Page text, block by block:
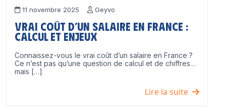
11 novembre 2025 Geyvo
Vrai coût d’un salaire en France :
calcul et enjeux
Connaissez-vous le vrai coût d’un salaire en France ?
Ce n’est pas qu’une question de calcul et de chiffres…
mais […]
Lire la suite